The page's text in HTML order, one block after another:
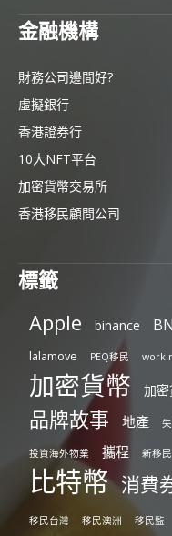
金融機構
財務公司邊間好?
虛擬銀行
香港證券行
10大NFT平台
加密貨幣交易所
香港移民顧問公司
標籤
Apple binance
lalamove PEQ移民
加密貨幣 加
品牌故事 地產
投資海外物業 攜程 新移
比特幣 消費
移民台灣 移民澳洲 移民監